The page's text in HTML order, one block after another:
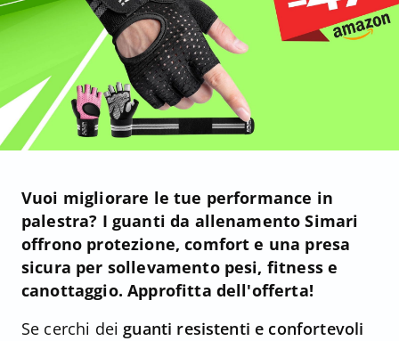
Vuoi migliorare le tue performance in
palestra? I guanti da allenamento Simari
offrono protezione, comfort e una presa
sicura per sollevamento pesi, fitness e
canottaggio. Approfitta dell'offerta!
Se cerchi dei guanti resistenti e confortevoli